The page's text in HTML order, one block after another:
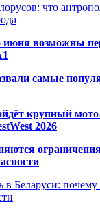
что
возможны
самые
крупный
2026
в Беларуси: